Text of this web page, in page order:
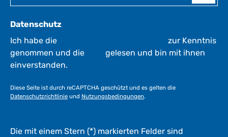
Datenschutz
Ich habe die
zur Kenntnis
genommen und die
gelesen und bin mit ihnen
einverstanden.
Diese Seite ist durch reCAPTCHA geschützt und es gelten die
Datenschutzrichtlinie und Nutzungsbedingungen.
Die mit einem Stern (*) markierten Felder sind